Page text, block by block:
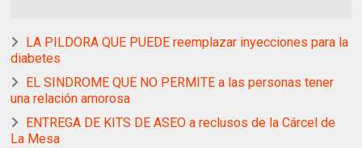
LA PILDORA QUE PUEDE reemplazar inyecciones para la
diabetes
EL SINDROME QUE NO PERMITE a las personas tener
una relación amorosa
ENTREGA DE KITS DE ASEO a reclusos de la Cárcel de
La Mesa